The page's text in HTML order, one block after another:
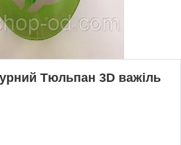
Тюльпан 3D важіль